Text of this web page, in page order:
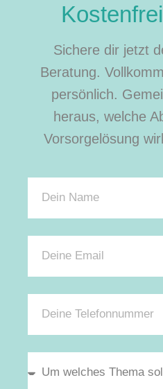
Sichere dir jetzt
Beratung.
persönlich.
heraus, welche
Vorsorgelösung